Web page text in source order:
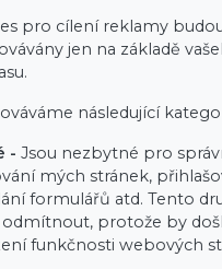
pro cílení reklamy
jen na základě
následující
- Jsou nezbytné pro
mých stránek,
formulářů atd. Tento
odmítnout, protože by
funkčnosti webových